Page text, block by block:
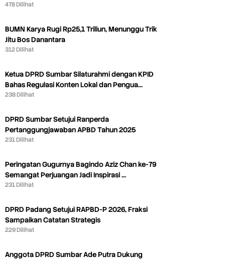
478 Dilihat
BUMN Karya Rugi Rp25,1 Triliun, Menunggu Trik
Jitu Bos Danantara
312 Dilihat
Ketua DPRD Sumbar Silaturahmi dengan KPID
Bahas Regulasi Konten Lokal dan Pengua…
238 Dilihat
DPRD Sumbar Setujui Ranperda
Pertanggungjawaban APBD Tahun 2025
231 Dilihat
Peringatan Gugurnya Bagindo Aziz Chan ke-79
Semangat Perjuangan Jadi Inspirasi …
231 Dilihat
DPRD Padang Setujui RAPBD-P 2026, Fraksi
Sampaikan Catatan Strategis
229 Dilihat
Anggota DPRD Sumbar Ade Putra Dukung